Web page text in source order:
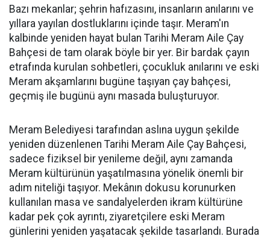
Bazı mekanlar; şehrin hafızasını, insanların anılarını ve
yıllara yayılan dostluklarını içinde taşır. Meram'ın
kalbinde yeniden hayat bulan Tarihi Meram Aile Çay
Bahçesi de tam olarak böyle bir yer. Bir bardak çayın
etrafında kurulan sohbetleri, çocukluk anılarını ve eski
Meram akşamlarını bugüne taşıyan çay bahçesi,
geçmiş ile bugünü aynı masada buluşturuyor.
Meram Belediyesi tarafından aslına uygun şekilde
yeniden düzenlenen Tarihi Meram Aile Çay Bahçesi,
sadece fiziksel bir yenileme değil, aynı zamanda
Meram kültürünün yaşatılmasına yönelik önemli bir
adım niteliği taşıyor. Mekânın dokusu korunurken
kullanılan masa ve sandalyelerden ikram kültürüne
kadar pek çok ayrıntı, ziyaretçilere eski Meram
günlerini yeniden yaşatacak şekilde tasarlandı. Burada